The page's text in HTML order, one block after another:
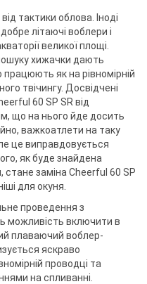
тактики облова. Іноді
літаючі воблери і
великої площі.
хижачки дають
як на рівномірній
твічингу. Досвідчені
60 SP SR від
що на нього йде досить
важкоатлети на таку
це виправдовується
як буде знайдена
заміна Cheerful 60 SP
для окуня.
проведення з
можливість включити в
плаваючий воблер-
яскраво
проводці та
на спливанні.